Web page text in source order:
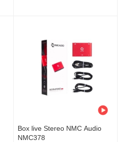
Box live Stereo NMC Audio
NMC378